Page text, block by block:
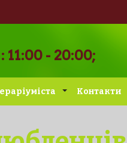
11:00 - 20:00;
Контакти